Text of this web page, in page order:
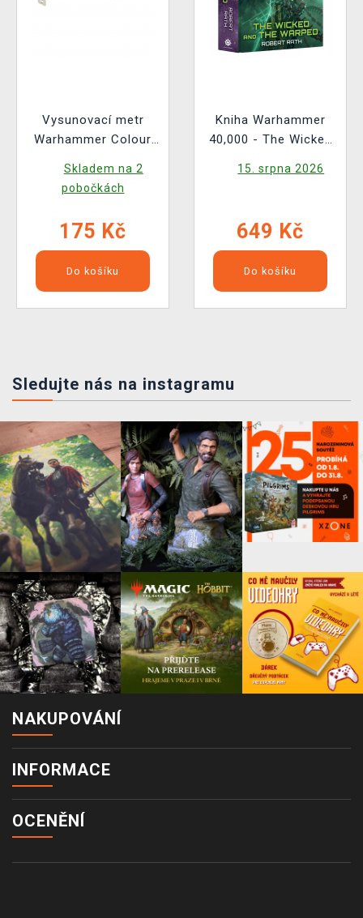
Vysunovací metr
Warhammer Colour
Skladem na 2
pobočkách
175 Kč
Do košíku
Kniha Warhammer
40,000 - The Wicked
15. srpna 2026
649 Kč
Do košíku
Sledujte nás na instagramu
NAKUPOVÁNÍ
INFORMACE
OCENĚNÍ